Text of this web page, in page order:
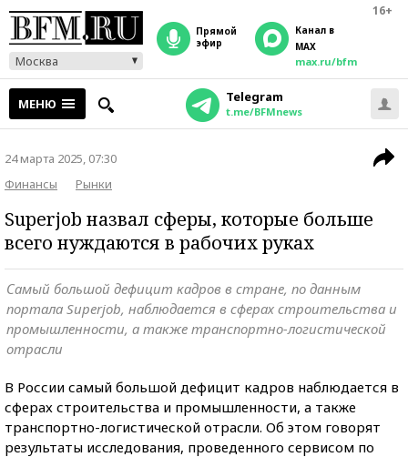
16+
Москва
прямой
эфир
Канал в
MAX
max.ru/bfm
МЕНЮ Telegram
t.me/BFMnews
24 марта 2025, 07:30
Финансы
Рынки
Superjob назвал сферы, которые больше
всего нуждаются в рабочих руках
Самый большой дефицит кадров в стране, по данным
портала Superjob, наблюдается в сферах строительства и
промышленности, а также транспортно-логистической
отрасли
В России самый большой дефицит кадров наблюдается в
сферах строительства и промышленности, а также
транспортно-логистической отрасли. Об этом говорят
результаты исследования, проведенного сервисом по